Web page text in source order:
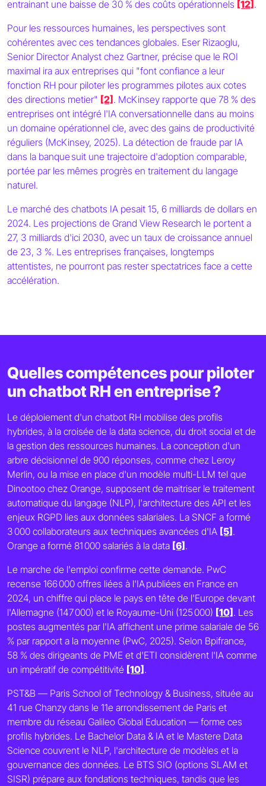
entrainant une baisse de 30 % des coûts opérationnels [12] .
Pour les ressources humaines, les perspectives sont
cohérentes avec ces tendances globales. Eser Rizaoglu,
Senior Director Analyst chez Gartner, précise que le ROI
maximal ira aux entreprises qui "font confiance a leur
fonction RH pour piloter les programmes pilotes aux cotes
des directions metier" [2] . McKinsey rapporte que 78 % des
entreprises ont intégré l'IA conversationnelle dans au moins
un domaine opérationnel cle, avec des gains de productivité
réguliers (McKinsey, 2025). La détection de fraude par IA
dans la banque suit une trajectoire d'adoption comparable,
portée par les mêmes progrès en traitement du langage
naturel.
Le marché des chatbots IA pesait 15, 6 milliards de dollars en
2024. Les projections de Grand View Research le portent a
27, 3 milliards d'ici 2030, avec un taux de croissance annuel
de 23, 3 %. Les entreprises françaises, longtemps
attentistes, ne pourront pas rester spectatrices face a cette
accélération.
Quelles compétences pour piloter
un chatbot RH en entreprise ?
Le déploiement d'un chatbot RH mobilise des profils
hybrides, à la croisée de la data science, du droit social et de
la gestion des ressources humaines. La conception d'un
arbre décisionnel de 900 réponses, comme chez Leroy
Merlin, ou la mise en place d'un modèle multi-LLM tel que
Dinootoo chez Orange, supposent de maitriser le traitement
automatique du langage (NLP), l'architecture des API et les
enjeux RGPD lies aux données salariales. La SNCF a formé
3 000 collaborateurs aux techniques avancées d'IA [5] .
Orange a formé 81 000 salariés à la data [6] .
Le marche de l'emploi confirme cette demande. PwC
recense 166 000 offres liées à l'IA publiées en France en
2024, un chiffre qui place le pays en tête de l'Europe devant
l'Allemagne (147 000) et le Royaume-Uni (125 000) [10] . Les
postes augmentés par l'IA affichent une prime salariale de 56
% par rapport a la moyenne (PwC, 2025). Selon Bpifrance,
58 % des dirigeants de PME et d'ETI considèrent l'IA comme
un impératif de compétitivité [10] .
PST&B — Paris School of Technology & Business, située au
41 rue Chanzy dans le 11e arrondissement de Paris et
membre du réseau Galileo Global Education — forme ces
profils hybrides. Le Bachelor Data & IA et le Mastere Data
Science couvrent le NLP, l'architecture de modèles et la
gouvernance des données. Le BTS SIO (options SLAM et
SISR) prépare aux fondations techniques, tandis que les